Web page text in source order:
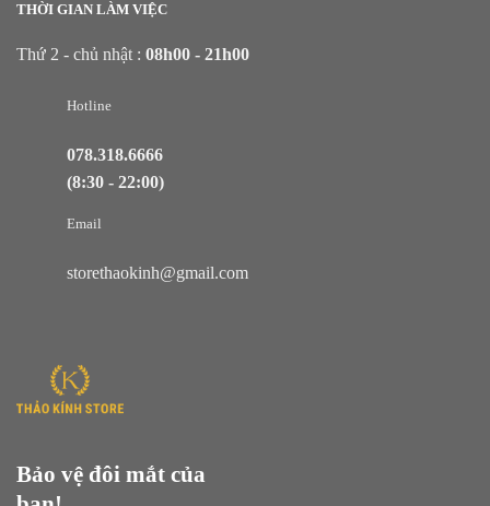
Bảo vệ đôi mắt của
THỜI GIAN LÀM VIỆC
Thứ 2 - chủ nhật : 08h00 - 21h00
Hotline
078.318.6666
(8:30 - 22:00)
Email
storethaokinh@gmail.com